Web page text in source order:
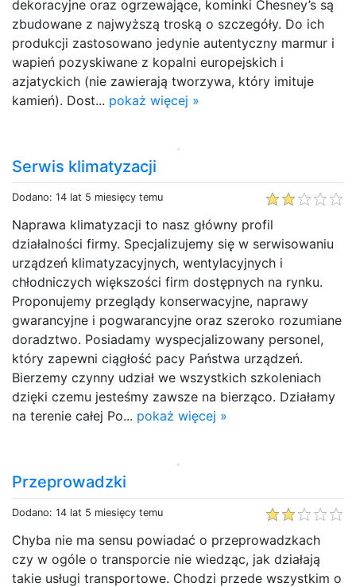
dekoracyjne oraz ogrzewające, kominki Chesney’s są
zbudowane z najwyższą troską o szczegóły. Do ich
produkcji zastosowano jedynie autentyczny marmur i
wapień pozyskiwane z kopalni europejskich i
azjatyckich (nie zawierają tworzywa, który imituje
kamień). Dost... pokaż więcej »
Serwis klimatyzacji
Dodano: 14 lat 5 miesięcy temu
Naprawa klimatyzacji to nasz główny profil
działalności firmy. Specjalizujemy się w serwisowaniu
urządzeń klimatyzacyjnych, wentylacyjnych i
chłodniczych większości firm dostępnych na rynku.
Proponujemy przeglądy konserwacyjne, naprawy
gwarancyjne i pogwarancyjne oraz szeroko rozumiane
doradztwo. Posiadamy wyspecjalizowany personel,
który zapewni ciągłość pacy Państwa urządzeń.
Bierzemy czynny udział we wszystkich szkoleniach
dzięki czemu jesteśmy zawsze na bierząco. Działamy
na terenie całej Po... pokaż więcej »
Przeprowadzki
Dodano: 14 lat 5 miesięcy temu
Chyba nie ma sensu powiadać o przeprowadzkach
czy w ogóle o transporcie nie wiedząc, jak działają
takie usługi transportowe. Chodzi przede wszystkim o